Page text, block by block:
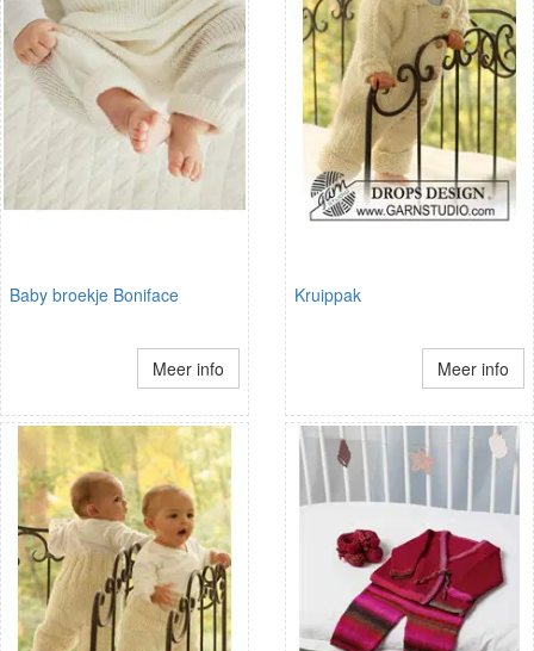
Baby broekje Boniface
Meer info
Kruippak
Meer info